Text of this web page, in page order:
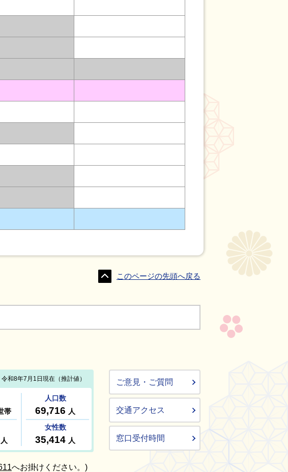
このページの先頭へ戻る
へお掛けください。)
ご意見・ご質問
交通アクセス
窓口受付時間